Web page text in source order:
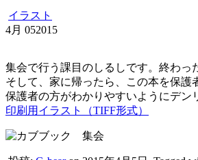
イラスト
4月 052015
集会で行う課目のしるしです。終わっ
そして、家に帰ったら、この本を保護
保護者の方がわかりやすいようにデン
印刷用イラスト（TIFF形式）